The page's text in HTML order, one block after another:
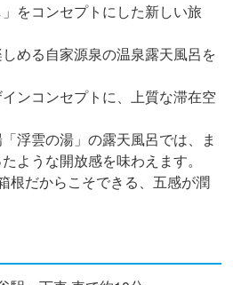
をコンセプトにした新しい旅
める自家源泉の温泉露天風呂を
ンコンセプトに、上質な滞在空
浮雲の湯」の露天風呂では、ま
ような開放感を味わえます。
根だからこそできる、五感が潤